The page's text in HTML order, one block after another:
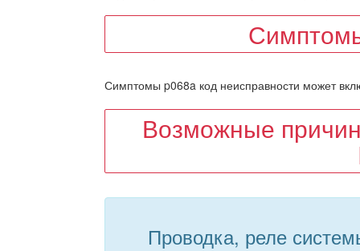
Симптомы p068a код неисправности может
Возможные
Проводка, реле